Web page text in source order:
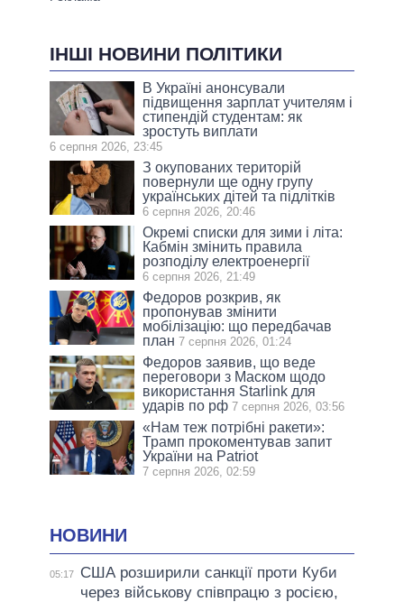
ІНШІ НОВИНИ ПОЛІТИКИ
В Україні анонсували
підвищення зарплат учителям і
стипендій студентам: як
зростуть виплати
6 серпня 2026, 23:45
З окупованих територій
повернули ще одну групу
українських дітей та підлітків
6 серпня 2026, 20:46
Окремі списки для зими і літа:
Кабмін змінить правила
розподілу електроенергії
6 серпня 2026, 21:49
Федоров розкрив, як
пропонував змінити
мобілізацію: що передбачав
план 7 серпня 2026, 01:24
Федоров заявив, що веде
переговори з Маском щодо
використання Starlink для
ударів по рф 7 серпня 2026, 03:56
«Нам теж потрібні ракети»:
Трамп прокоментував запит
України на Patriot
7 серпня 2026, 02:59
НОВИНИ
05:17
США розширили санкції проти Куби
через військову співпрацю з росією,